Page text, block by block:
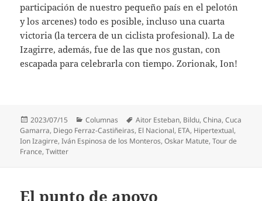
participación de nuestro pequeño país en el pelotón
y los arcenes) todo es posible, incluso una cuarta
victoria (la tercera de un ciclista profesional). La de
Izagirre, además, fue de las que nos gustan, con
escapada para celebrarla con tiempo. Zorionak, Ion!
Publicado
el
2023/07/15 Categorías
Columnas Etiquetas
Aitor Esteban, Bildu,China,Cuca
Gamarra, Diego Ferraz-Castiñeiras, El Nacional, ETA, Hipertextual,
Ion Izagirre,Iván Espinosa de los Monteros,Oskar Matute,Tour de
France,Twitter
El punto de apoyo